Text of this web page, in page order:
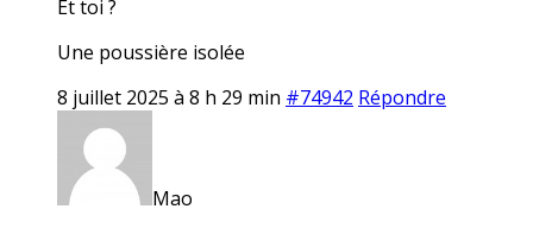
Et toi ?
Une poussière isolée
8 juillet 2025 à 8 h 29 min #74942 Répondre
Mao